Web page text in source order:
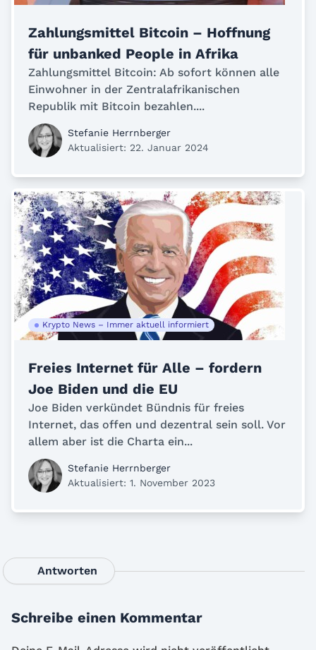
Zahlungsmittel Bitcoin – Hoffnung
für unbanked People in Afrika
Zahlungsmittel Bitcoin: Ab sofort können alle
Einwohner in der Zentralafrikanischen
Republik mit Bitcoin bezahlen....
Stefanie Herrnberger
Aktualisiert: 22. Januar 2024
Krypto News – Immer aktuell informiert
Freies Internet für Alle – fordern
Joe Biden und die EU
Joe Biden verkündet Bündnis für freies
Internet, das offen und dezentral sein soll. Vor
allem aber ist die Charta ein...
Stefanie Herrnberger
Aktualisiert: 1. November 2023
Antworten
Schreibe einen Kommentar